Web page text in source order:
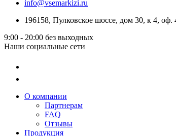
info@vsemarkizi.ru
196158, Пулковское шоссе, дом 30, к 4, оф.
9:00 - 20:00 без выходных
Наши социальные сети
О компании
Партнерам
FAQ
Отзывы
Продукция